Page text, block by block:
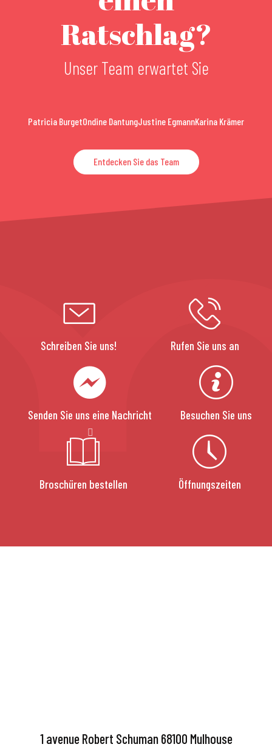
Ratschlag?
Unser Team erwartet Sie
Patricia BurgetOndine DantungJustine EgmannKarina Krämer
Entdecken Sie das Team
Schreiben Sie uns! Rufen Sie uns an
Senden Sie uns eine Nachricht Besuchen Sie uns
Broschüren bestellen Öffnungszeiten
1 avenue Robert Schuman 68100 Mulhouse